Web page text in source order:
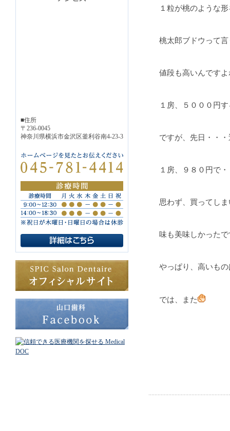
１粒が桃のような
桃太郎ブドウって
値段も高いんです
１房、５０００円
ですが、先日・・
１房、９８０円で
思わず、買ってし
味も美味しかった
やっぱり、高いも
では、また
■住所
〒236-0045
神奈川県横浜市金沢区釜利谷南4-23-3